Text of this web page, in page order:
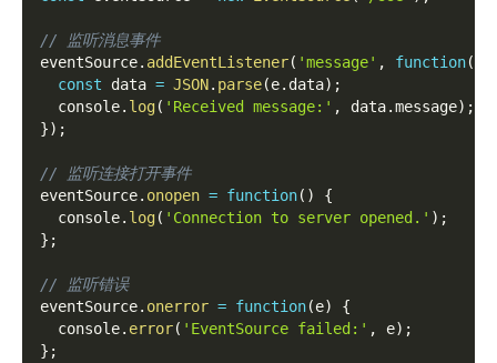
// 监听消息事件
eventSource. addEventListener( 'message' , function(
const data = JSON. parse(e. data) ;
  console
. log( 'Received message:' , data.message) ;
}) ;
// 监听连接打开事件
eventSource. onopen = function( )
{
  console
. log( 'Connection to server opened.' ) ;
} ;
// 监听错误
eventSource. onerror = function(e)
{
  console
. error( 'EventSource failed:' , e) ;
} ;